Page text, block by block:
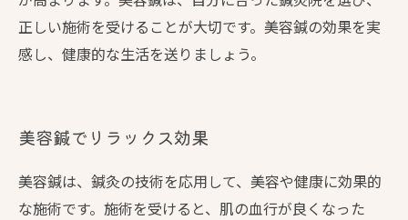
正しい施術を受けることが大切です。美容鍼の効果を実
感し、健康的な生活を送りましょう。
美容鍼でリラックス効果
美容鍼は、鍼灸の技術を応用して、美容や健康に効果的
な施術です。施術を受けると、肌の血行が良くなった